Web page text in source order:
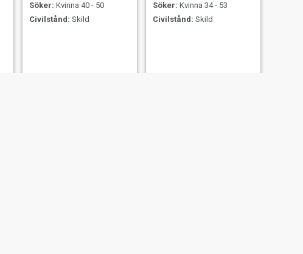
Söker: Kvinna 40 - 50
Civilstånd: Skild
Söker: Kvinna 34 - 53
Civilstånd: Skild